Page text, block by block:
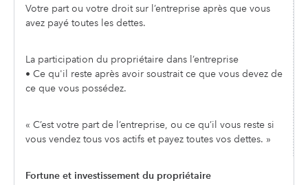
Votre part ou votre droit sur l’entreprise après que vous
avez payé toutes les dettes.
La participation du propriétaire dans l’entreprise
• Ce qu'il reste après avoir soustrait ce que vous devez de
ce que vous possédez.
« C’est votre part de l’entreprise, ou ce qu’il vous reste si
vous vendez tous vos actifs et payez toutes vos dettes. »
Fortune et investissement du propriétaire